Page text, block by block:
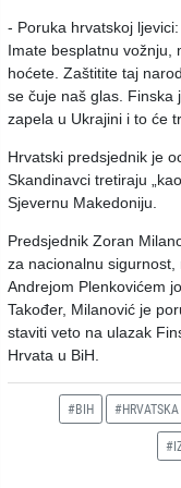
- Poruka hrvatskoj
Imate besplatnu vožnju,
hoćete. Zaštitite taj
se čuje naš glas. Finska
zapela u Ukrajini i to će
Hrvatski predsjednik je
Skandinavci tretiraju
Sjevernu Makedoniju.
Predsjednik Zoran
za nacionalnu
Andrejom Plenkovićem
Također, Milanović je
staviti veto na ulazak
Hrvata u BiH.
#BIH #HRVATSKA